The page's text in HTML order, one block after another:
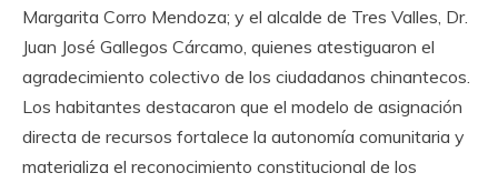
Margarita Corro Mendoza; y el alcalde de Tres Valles, Dr.
Juan José Gallegos Cárcamo, quienes atestiguaron el
agradecimiento colectivo de los ciudadanos chinantecos.
Los habitantes destacaron que el modelo de asignación
directa de recursos fortalece la autonomía comunitaria y
materializa el reconocimiento constitucional de los